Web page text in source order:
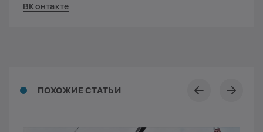
ВКонтакте
ПОХОЖИЕ СТАТЬИ